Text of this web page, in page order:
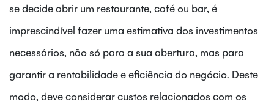
se decide abrir um restaurante, café ou bar, é
imprescindível fazer uma estimativa dos investimentos
necessários, não só para a sua abertura, mas para
garantir a rentabilidade e eficiência do negócio. Deste
modo, deve considerar custos relacionados com os